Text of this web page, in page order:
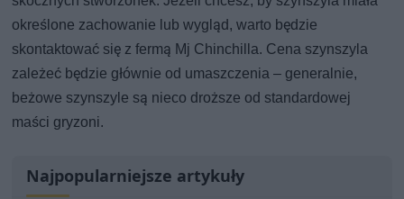
określone zachowanie lub wygląd, warto będzie
skontaktować się z fermą Mj Chinchilla. Cena szynszyla
zależeć będzie głównie od umaszczenia – generalnie,
beżowe szynszyle są nieco droższe od standardowej
maści gryzoni.
Najpopularniejsze artykuły